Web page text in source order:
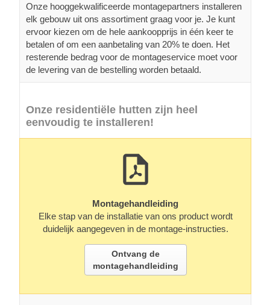
Onze hooggekwalificeerde montagepartners installeren
elk gebouw uit ons assortiment graag voor je. Je kunt
ervoor kiezen om de hele aankoopprijs in één keer te
betalen of om een aanbetaling van 20% te doen. Het
resterende bedrag voor de montageservice moet voor
de levering van de bestelling worden betaald.
Onze residentiële hutten zijn heel
eenvoudig te installeren!
Montagehandleiding
Elke stap van de installatie van ons product wordt
duidelijk aangegeven in de montage-instructies.
Ontvang de
montagehandleiding